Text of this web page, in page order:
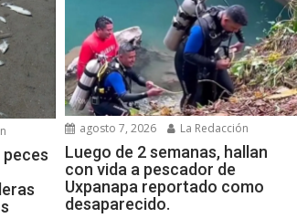
agosto 7, 2026 La Redacción
Luego de 2 semanas, hallan
con vida a pescador de
Uxpanapa reportado como
desaparecido.